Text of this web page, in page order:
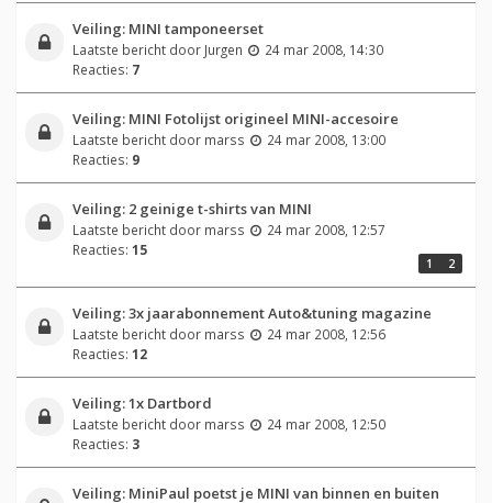
Veiling: MINI tamponeerset
Laatste bericht door Jurgen
24 mar 2008, 14:30
Reacties: 7
Veiling: MINI Fotolijst origineel MINI-accesoire
Laatste bericht door marss
24 mar 2008, 13:00
Reacties: 9
Veiling: 2 geinige t-shirts van MINI
Laatste bericht door marss
24 mar 2008, 12:57
Reacties: 15
1 2
Veiling: 3x jaarabonnement Auto&tuning magazine
Laatste bericht door marss
24 mar 2008, 12:56
Reacties: 12
Veiling: 1x Dartbord
Laatste bericht door marss
24 mar 2008, 12:50
Reacties: 3
Veiling: MiniPaul poetst je MINI van binnen en buiten